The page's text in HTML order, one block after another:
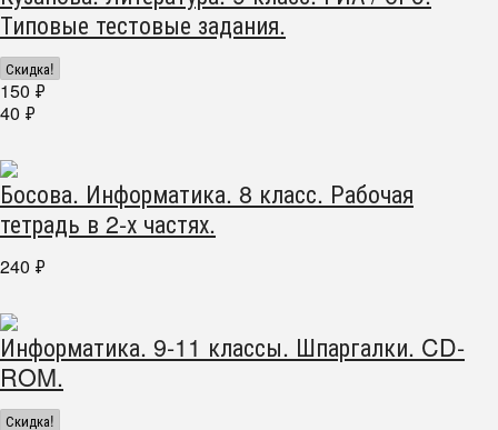
Типовые тестовые задания.
Скидка!
150 ₽
40 ₽
Босова. Информатика. 8 класс. Рабочая
тетрадь в 2-х частях.
240 ₽
Информатика. 9-11 классы. Шпаргалки. CD-
ROM.
Скидка!